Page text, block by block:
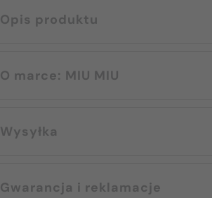
Opis produktu
O marce: MIU MIU
Wysyłka
Gwarancja i reklamacje